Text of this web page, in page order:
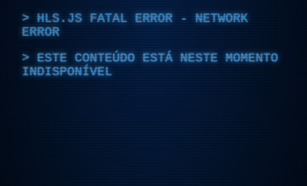
HLS.JS FATAL ERROR - NETWORK
ERROR
ESTE CONTEÚDO ESTÁ NESTE MOMENTO
INDISPONÍVEL